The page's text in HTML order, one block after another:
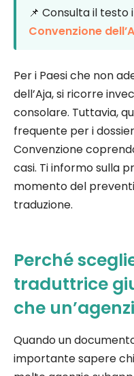
📌 Consulta il
Convenzione
Per i Paesi che non
dell’Aja, si ricorre
consolare. Tuttavia,
frequente per i
Convenzione
casi. Ti informo sulla
momento del
traduzione.
Perché
traduttrice
che
Quando un
importante sapere